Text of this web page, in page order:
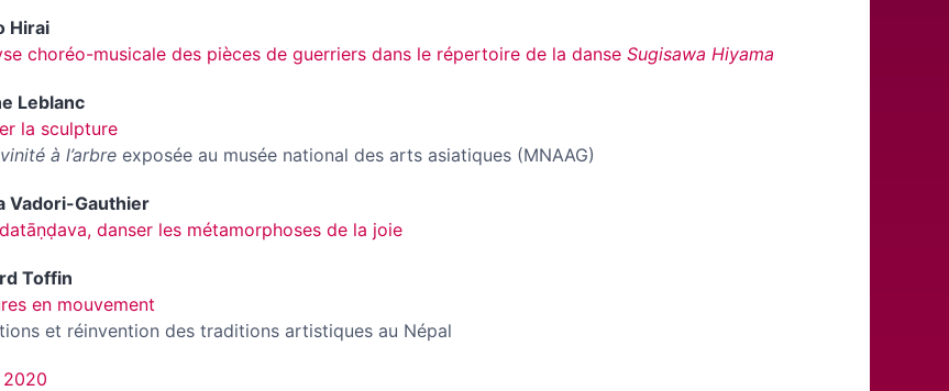
Hirai
choréo-musicale des pièces de guerriers dans le répertoire de la danse Sugisawa Hiyama
Leblanc
la sculpture
à l’arbre exposée au musée national des arts asiatiques (MNAAG)
Vadori-Gauthier
danser les métamorphoses de la joie
Toffin
en mouvement
et réinvention des traditions artistiques au Népal